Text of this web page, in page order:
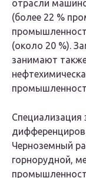
отрасли
(более 22 %
(около 20 %).
занимают
Специализация
Черноземный
горнорудной,